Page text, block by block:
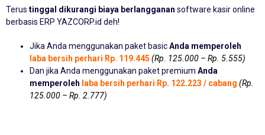
Terus tinggal dikurangi biaya berlangganan software kasir online
berbasis ERP YAZCORP.id deh!
Jika Anda menggunakan paket basicAnda memperoleh
laba bersih perhari Rp. 119.445 (Rp. 125.000 – Rp. 5.555)
Dan jika Anda menggunakan paket premium Anda
memperoleh laba bersih perhari Rp. 122.223 / cabang (Rp.
125.000 – Rp. 2.777)